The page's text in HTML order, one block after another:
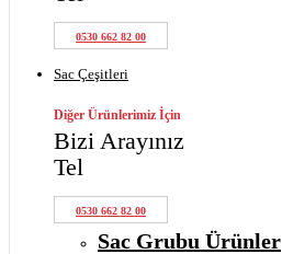
0530 662 82 00
Sac Çeşitleri
Diğer Ürünlerimiz İçin
Bizi Arayınız
Tel
0530 662 82 00
Sac Grubu Ürünler